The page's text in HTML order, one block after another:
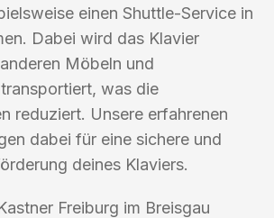
einen Shuttle-Service in
Dabei wird das Klavier
Möbeln und
was die
reduziert. Unsere erfahrenen
dabei für eine sichere und
deines Klaviers.
Freiburg im Breisgau